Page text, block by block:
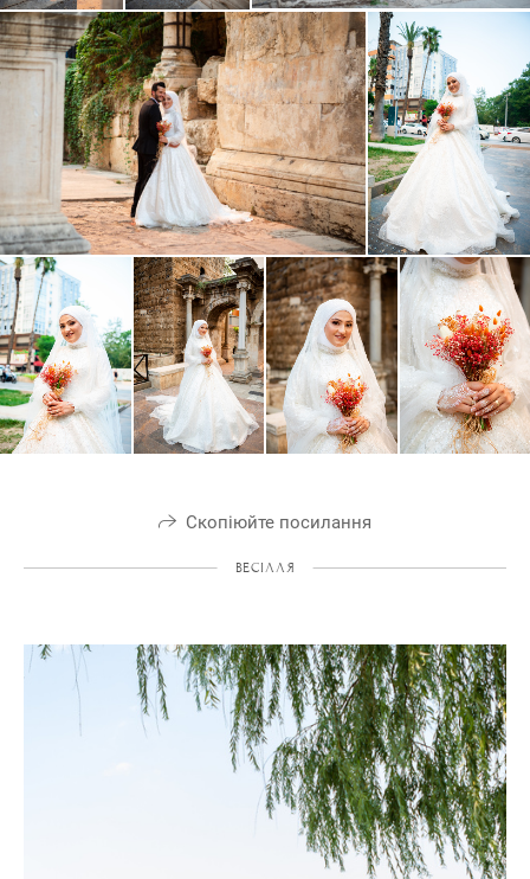
Скопіюйте посилання
ВЕСІЛЛЯ